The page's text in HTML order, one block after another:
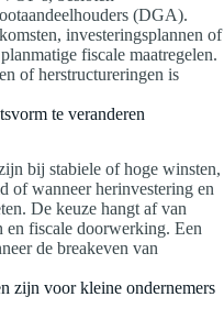
(DGA).
investeringsplannen of
fiscale maatregelen.
of herstructureringen is
te veranderen
bij stabiele of hoge winsten,
of wanneer herinvestering en
De keuze hangt af van
en fiscale doorwerking. Een
de breakeven van
zijn voor kleine ondernemers